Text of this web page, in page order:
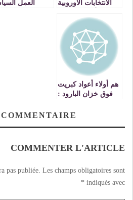
الانتخابات الأوروبية
استشرافية لأوضاع
الجالية المغربية
العمل
هم أولاء أعواد كبريت
فوق خزان البارود :
ضيف الأولى
COMMENTER L'ARTICLE
pas publiée. Les champs obligatoires sont
indiqués avec
*